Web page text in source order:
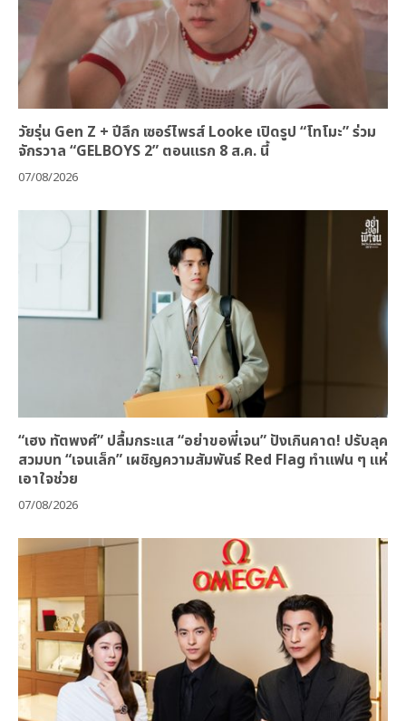
วัยรุ่น Gen Z + ปีลึก เซอร์ไพรส์ Looke เปิดรูป “โทโมะ” ร่วม
จักรวาล “GELBOYS 2” ตอนแรก 8 ส.ค. นี้
07/08/2026
“เฮง ทัตพงศ์” ปลื้มกระแส “อย่าขอพี่เจน” ปังเกินคาด! ปรับลุค
สวมบท “เจนเล็ก” เผชิญความสัมพันธ์ Red Flag ทำแฟน ๆ แห่
เอาใจช่วย
07/08/2026